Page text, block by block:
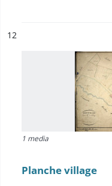
n°
12
1 media
Planche village